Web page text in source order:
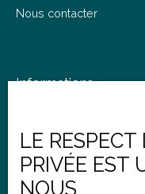
Nous contacter
Informations
Mentions légales
Politique de
Plan du site
LE RESPECT
PRIVÉE EST
NOUS